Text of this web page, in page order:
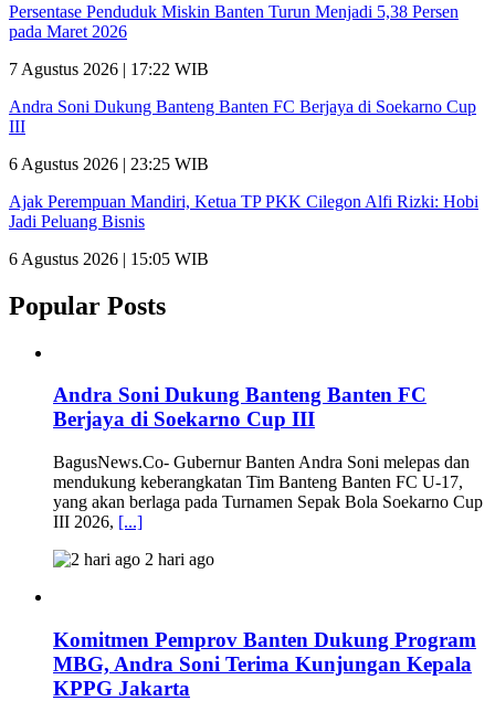
Persentase Penduduk Miskin Banten Turun Menjadi 5,38 Persen
pada Maret 2026
7 Agustus 2026 | 17:22 WIB
Andra Soni Dukung Banteng Banten FC Berjaya di Soekarno Cup
III
6 Agustus 2026 | 23:25 WIB
Ajak Perempuan Mandiri, Ketua TP PKK Cilegon Alfi Rizki: Hobi
Jadi Peluang Bisnis
6 Agustus 2026 | 15:05 WIB
Popular Posts
Andra Soni Dukung Banteng Banten FC
Berjaya di Soekarno Cup III
BagusNews.Co- Gubernur Banten Andra Soni melepas dan
mendukung keberangkatan Tim Banteng Banten FC U-17,
yang akan berlaga pada Turnamen Sepak Bola Soekarno Cup
III 2026, [...]
2 hari ago
Komitmen Pemprov Banten Dukung Program
MBG, Andra Soni Terima Kunjungan Kepala
KPPG Jakarta